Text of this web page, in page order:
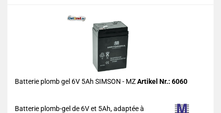
Batterie plomb gel 6V 5Ah SIMSON - MZArtikel Nr.: 6060
Batterie plomb-gel de 6V et 5Ah, adaptée à